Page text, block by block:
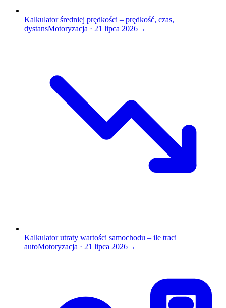
Kalkulator średniej prędkości – prędkość, czas,
dystansMotoryzacja · 21 lipca 2026→
Kalkulator utraty wartości samochodu – ile traci
autoMotoryzacja · 21 lipca 2026→